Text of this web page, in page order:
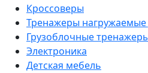
Кроссоверы
Тренажеры нагружаемые
Грузоблочные
Электроника
Детская мебель